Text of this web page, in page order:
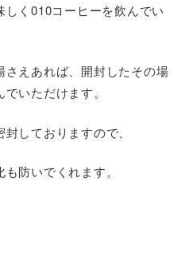
く010コーヒーを飲んでい
えあれば、開封したその場
いただけます。
しておりますので、
防いでくれます。